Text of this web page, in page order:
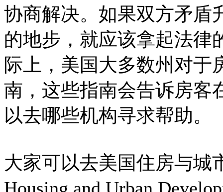
协商解决。如果双方矛盾
的地步，就应该拿起法律
际上，美国大多数州对于
南，这些指南会告诉房客
以去哪些机构寻求帮助。
大家可以去美国住房与城